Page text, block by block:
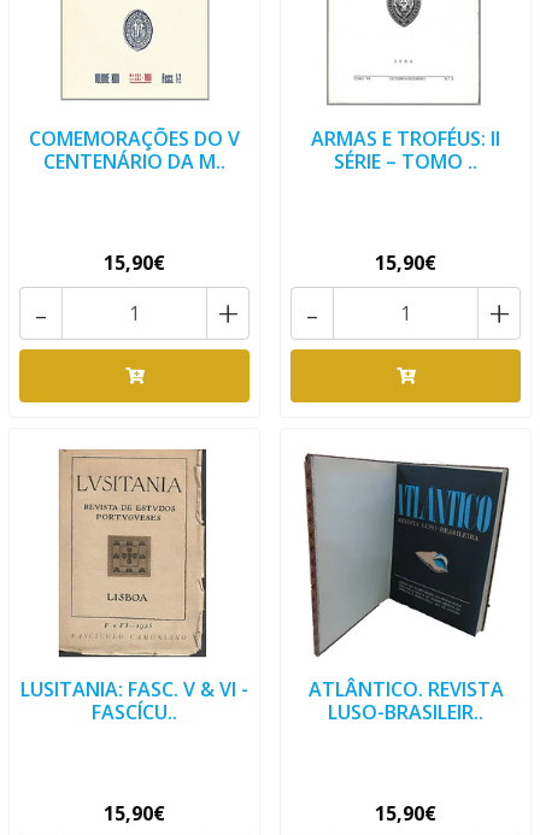
COMEMORAÇÕES DO V
CENTENÁRIO DA M..
15,90€
+
-
ARMAS E TROFÉUS: II
SÉRIE – TOMO ..
15,90€
+
-
LUSITANIA: FASC. V & VI -
FASCÍCU..
15,90€
ATLÂNTICO. REVISTA
LUSO-BRASILEIR..
15,90€